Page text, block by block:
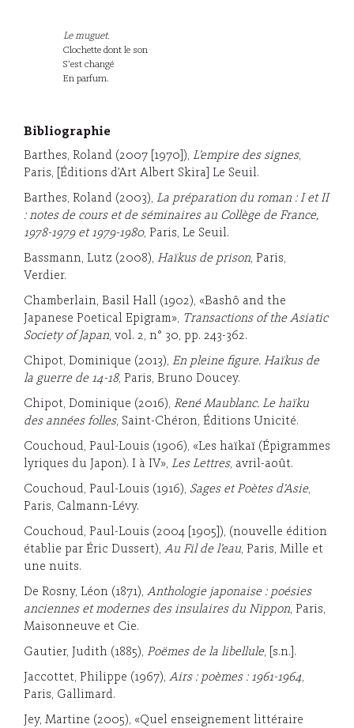
Le muguet.
Clochette dont le son
S’est changé
En parfum.
Bibliographie
Barthes, Roland (2007 [1970]), L’empire des signes,
Paris, [Éditions d’Art Albert Skira] Le Seuil.
Barthes, Roland (2003), La préparation du roman : I et II
: notes de cours et de séminaires au Collège de France,
1978-1979 et 1979-1980, Paris, Le Seuil.
Bassmann, Lutz (2008), Haïkus de prison, Paris,
Verdier.
Chamberlain, Basil Hall (1902), «Bashô and the
Japanese Poetical Epigram», Transactions of the Asiatic
Society of Japan, vol. 2, n° 30, pp. 243-362.
Chipot, Dominique (2013), En pleine figure. Haïkus de
la guerre de 14-18, Paris, Bruno Doucey.
Chipot, Dominique (2016), René Maublanc. Le haïku
des années folles, Saint-Chéron, Éditions Unicité.
Couchoud, Paul-Louis (1906), «Les haïkaï (Épigrammes
lyriques du Japon). I à IV», Les Lettres, avril-août.
Couchoud, Paul-Louis (1916), Sages et Poètes d’Asie,
Paris, Calmann-Lévy.
Couchoud, Paul-Louis (2004 [1905]), (nouvelle édition
établie par Éric Dussert), Au Fil de l’eau, Paris, Mille et
une nuits.
De Rosny, Léon (1871), Anthologie japonaise : poésies
anciennes et modernes des insulaires du Nippon, Paris,
Maisonneuve et Cie.
Gautier, Judith (1885), Poëmes de la libellule, [s.n.].
Jaccottet, Philippe (1967), Airs : poèmes : 1961-1964,
Paris, Gallimard.
Jey, Martine (2005), «Quel enseignement littéraire